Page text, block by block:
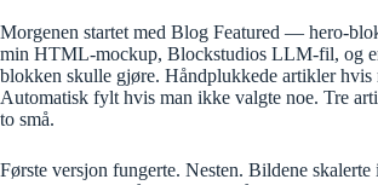
Morgenen startet med Blog Featured — hero-
min HTML-mockup, Blockstudios LLM-fil, og
blokken skulle gjøre. Håndplukkede artikler hvis
Automatisk fylt hvis man ikke valgte noe. Tre
to små.
Første versjon fungerte. Nesten. Bildene